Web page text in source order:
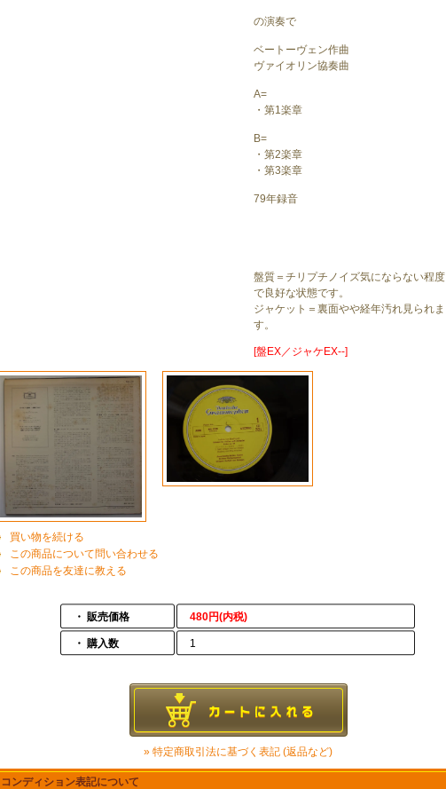
の演奏で
ベートーヴェン作曲
ヴァイオリン協奏曲
A=
・第1楽章
B=
・第2楽章
・第3楽章
79年録音
盤質＝チリプチノイズ気にならない程度
で良好な状態です。
ジャケット＝裏面やや経年汚れ見られま
す。
[盤EX／ジャケEX--]
買い物を続ける
この商品について問い合わせる
この商品を友達に教える
・ 販売価格 480円(内税)
・ 購入数 1
» 特定商取引法に基づく表記 (返品など)
コンディション表記について